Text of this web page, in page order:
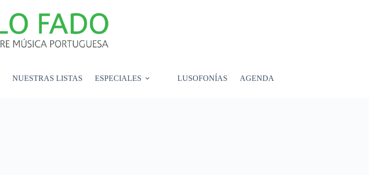
NUESTRAS LISTAS ESPECIALES LUSOFONÍAS AGENDA